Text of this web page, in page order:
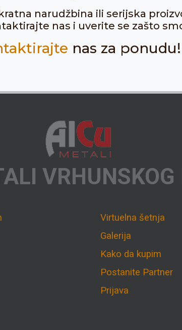
narudžbina ili serijska
nas i uverite se zašto
nas za ponudu!
Virtuelna šetnja
Galerija
Kako da kupim
Postanite Partner
Prijava